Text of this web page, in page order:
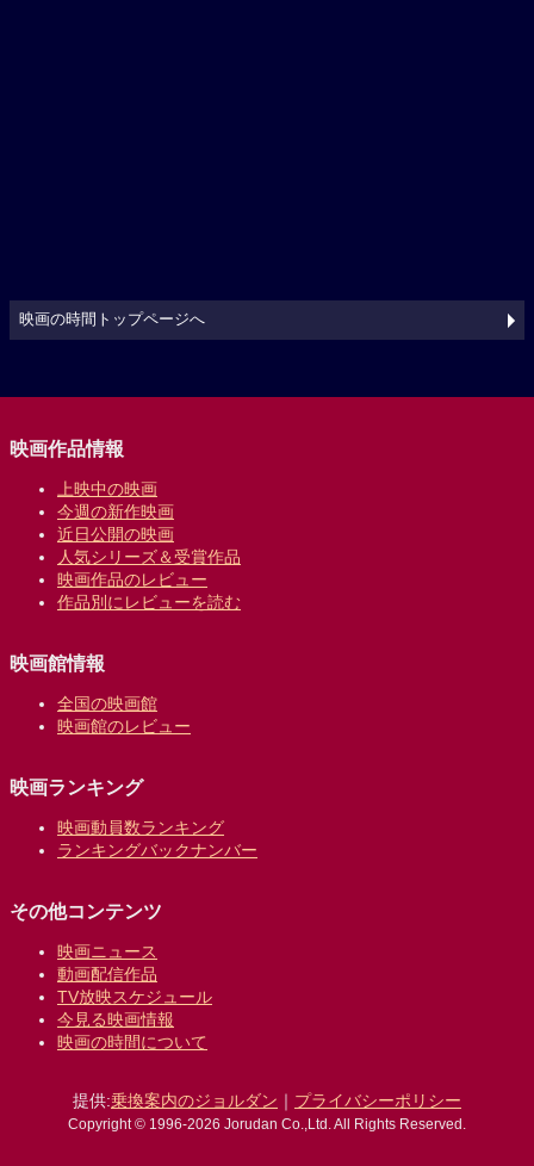
映画の時間トップページへ
映画作品情報
上映中の映画
今週の新作映画
近日公開の映画
人気シリーズ＆受賞作品
映画作品のレビュー
作品別にレビューを読む
映画館情報
全国の映画館
映画館のレビュー
映画ランキング
映画動員数ランキング
ランキングバックナンバー
その他コンテンツ
映画ニュース
動画配信作品
TV放映スケジュール
今見る映画情報
映画の時間について
提供:乗換案内のジョルダン ｜ プライバシーポリシー
Copyright © 1996-2026 Jorudan Co.,Ltd. All Rights Reserved.